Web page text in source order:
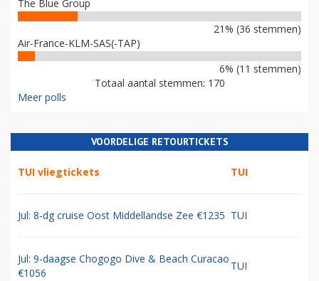
The Blue Group
21% (36 stemmen)
Air-France-KLM-SAS(-TAP)
6% (11 stemmen)
Totaal aantal stemmen: 170
Meer polls
VOORDELIGE RETOURTICKETS
TUI vliegtickets TUI
Jul: 8-dg cruise Oost Middellandse Zee €1235 TUI
Jul: 9-daagse Chogogo Dive & Beach Curacao
€1056
TUI